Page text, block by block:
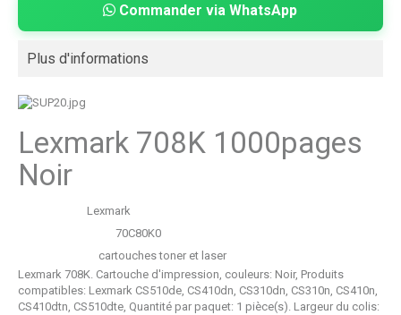
Commander via WhatsApp
Plus d'informations
Lexmark 708K 1000pages
Noir
Lexmark
70C80K0
cartouches toner et laser
Lexmark 708K. Cartouche d'impression, couleurs: Noir, Produits
compatibles: Lexmark CS510de, CS410dn, CS310dn, CS310n, CS410n,
CS410dtn, CS510dte, Quantité par paquet: 1 pièce(s). Largeur du colis: